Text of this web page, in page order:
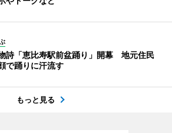
詩「恵比寿駅前盆踊り」開幕 地元住民
で踊りに汗流す
もっと見る